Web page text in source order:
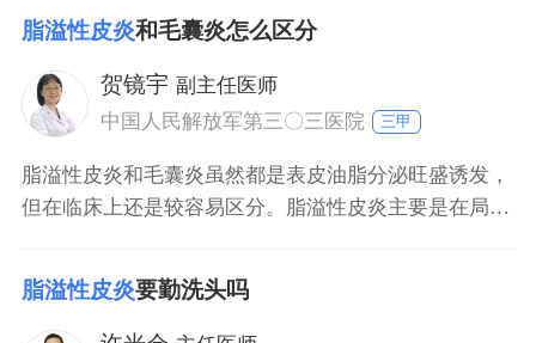
皮脂溢性皮炎多数会引起青年早秃，早秃现在不少见。
除了不良的饮食会引起肺胃湿热之外，熬夜、不良的生
活习惯都会耗伤肾阴，耗伤阴血，进而引起阴虚，最终
导致头皮脂溢性皮炎。
脂溢性皮炎和毛囊炎怎么区分
贺镜宇 副主任医师
中国人民解放军第三〇三医院
三甲
脂溢性皮炎和毛囊炎虽然都是表皮油脂分泌旺盛诱发，
但在临床上还是较容易区分。脂溢性皮炎主要是在局部
屑。而毛囊炎主要就是单个、独立、散在的丘疹或者丘
疱疹，所以在临床表现上极易区分，在治疗上面也不尽
相同。
脂溢性皮炎要勤洗头吗